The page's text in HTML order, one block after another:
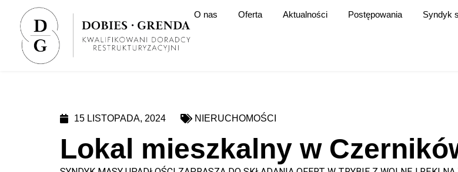
O nas Oferta Aktualności Postępowania Syndyk
15 LISTOPADA, 2024 NIERUCHOMOŚCI
Lokal mieszkalny w